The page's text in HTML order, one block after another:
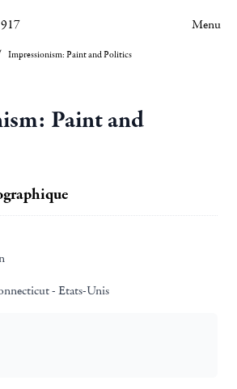
Menu
Impressionism: Paint and Politics
Paint and
- Etats-Unis